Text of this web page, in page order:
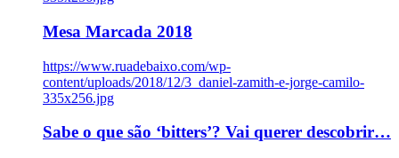
Mesa Marcada 2018
https://www.ruadebaixo.com/wp-
content/uploads/2018/12/3_daniel-zamith-e-jorge-camilo-
335x256.jpg
Sabe o que são ‘bitters’? Vai querer descobrir…